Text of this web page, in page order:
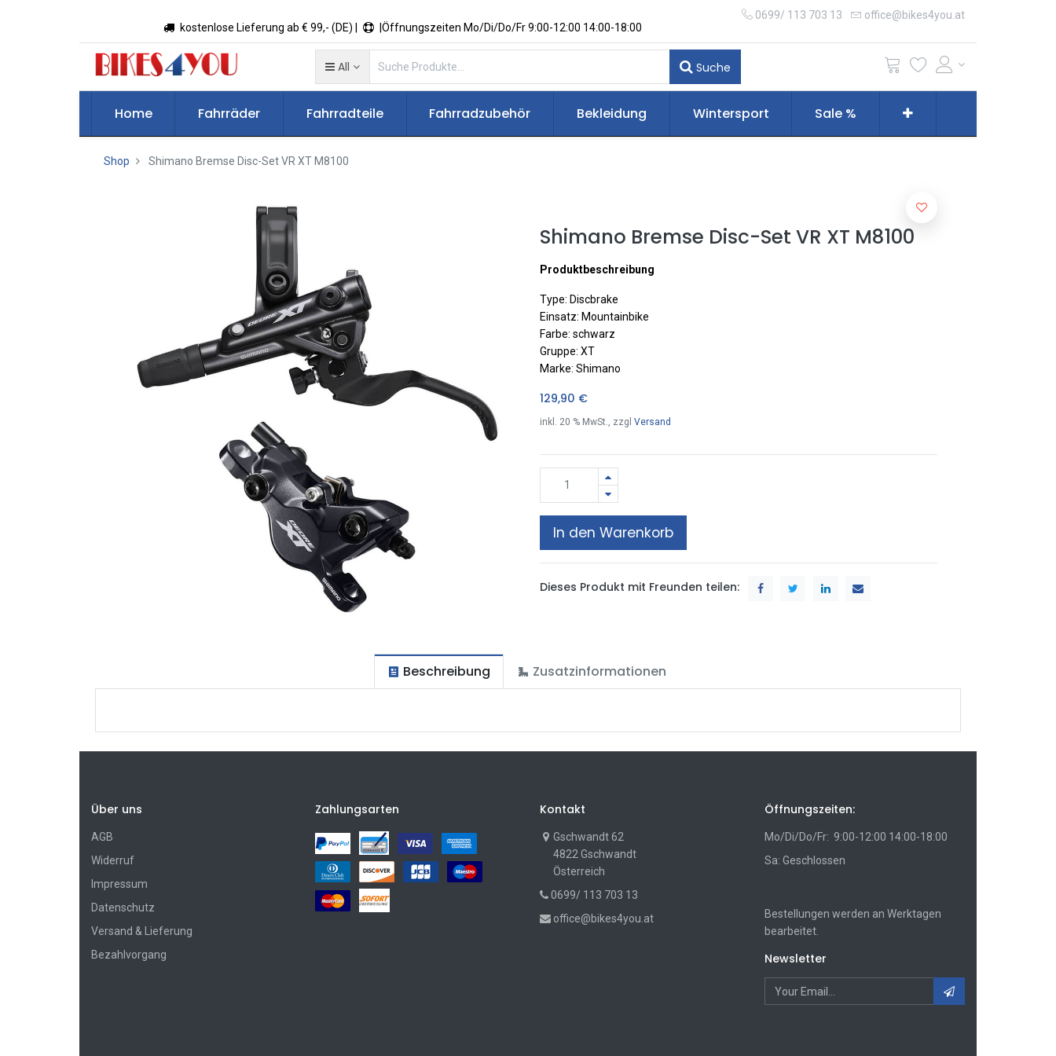
kostenlose Lieferung ab € 99,- (DE) | |Öffnungszeiten Mo/Di/Do/Fr 9:00-12:00 14:00-18:00
0699/ 113 703 13 office@bikes4you.at
All Suche
Home Fahrräder Fahrradteile Fahrradzubehör Bekleidung Wintersport Sale %
Shop Shimano Bremse Disc-Set VR XT M8100
Shimano Bremse Disc-Set VR XT M8100
Produktbeschreibung
Type: Discbrake
Einsatz: Mountainbike
Farbe: schwarz
Gruppe: XT
Marke: Shimano
129,90 €
inkl. 20 % MwSt., zzgl Versand
In den Warenkorb
Dieses Produkt mit Freunden teilen:
Beschreibung Zusatzinformationen
Über uns
AGB
Widerruf
Impressum
Datenschutz
Versand & Lieferung
Bezahlvorgang
Zahlungsarten Kontakt
Gschwandt 62
4822 Gschwandt
Österreich
0699/ 113 703 13
office@bikes4you.at
Öffnungszeiten:
Mo/Di/Do/Fr: 9:00-12:00 14:00-18:00
Sa: Geschlossen
Bestellungen werden an Werktagen
bearbeitet.
Newsletter